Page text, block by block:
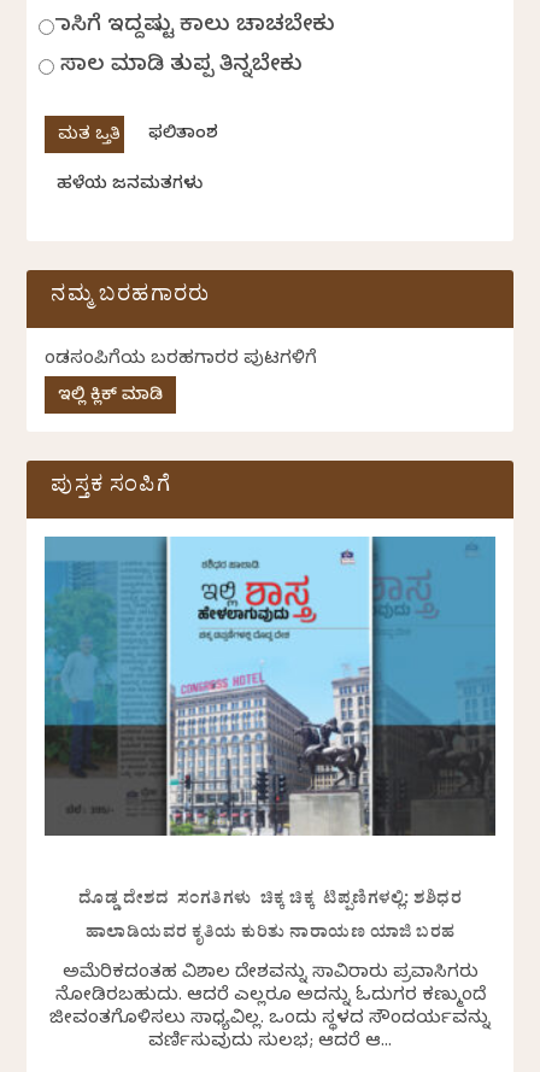
ಹಾಸಿಗೆ ಇದ್ದಷ್ಟು ಕಾಲು ಚಾಚಬೇಕು
ಸಾಲ ಮಾಡಿ ತುಪ್ಪ ತಿನ್ನಬೇಕು
ಫಲಿತಾಂಶ
ಹಳೆಯ ಜನಮತಗಳು
ನಮ್ಮ ಬರಹಗಾರರು
ಕೆಂಡಸಂಪಿಗೆಯ ಬರಹಗಾರರ ಪುಟಗಳಿಗೆ
ಇಲ್ಲಿ ಕ್ಲಿಕ್ ಮಾಡಿ
ಪುಸ್ತಕ ಸಂಪಿಗೆ
ದೊಡ್ಡ ದೇಶದ ಸಂಗತಿಗಳು ಚಿಕ್ಕ ಚಿಕ್ಕ ಟಿಪ್ಪಣಿಗಳಲ್ಲಿ: ಶಶಿಧರ
ಹಾಲಾಡಿಯವರ ಕೃತಿಯ ಕುರಿತು ನಾರಾಯಣ ಯಾಜಿ ಬರಹ
ಅಮೆರಿಕದಂತಹ ವಿಶಾಲ ದೇಶವನ್ನು ಸಾವಿರಾರು ಪ್ರವಾಸಿಗರು
ನೋಡಿರಬಹುದು. ಆದರೆ ಎಲ್ಲರೂ ಅದನ್ನು ಓದುಗರ ಕಣ್ಮುಂದೆ
ಜೀವಂತಗೊಳಿಸಲು ಸಾಧ್ಯವಿಲ್ಲ. ಒಂದು ಸ್ಥಳದ ಸೌಂದರ್ಯವನ್ನು
ವರ್ಣಿಸುವುದು ಸುಲಭ; ಆದರೆ ಆ...